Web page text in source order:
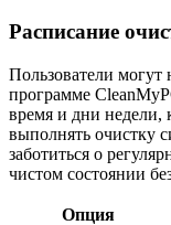
Расписание
Пользователи могут
программе
время и дни недели,
выполнять очистку
заботиться о
чистом состоянии
Опция